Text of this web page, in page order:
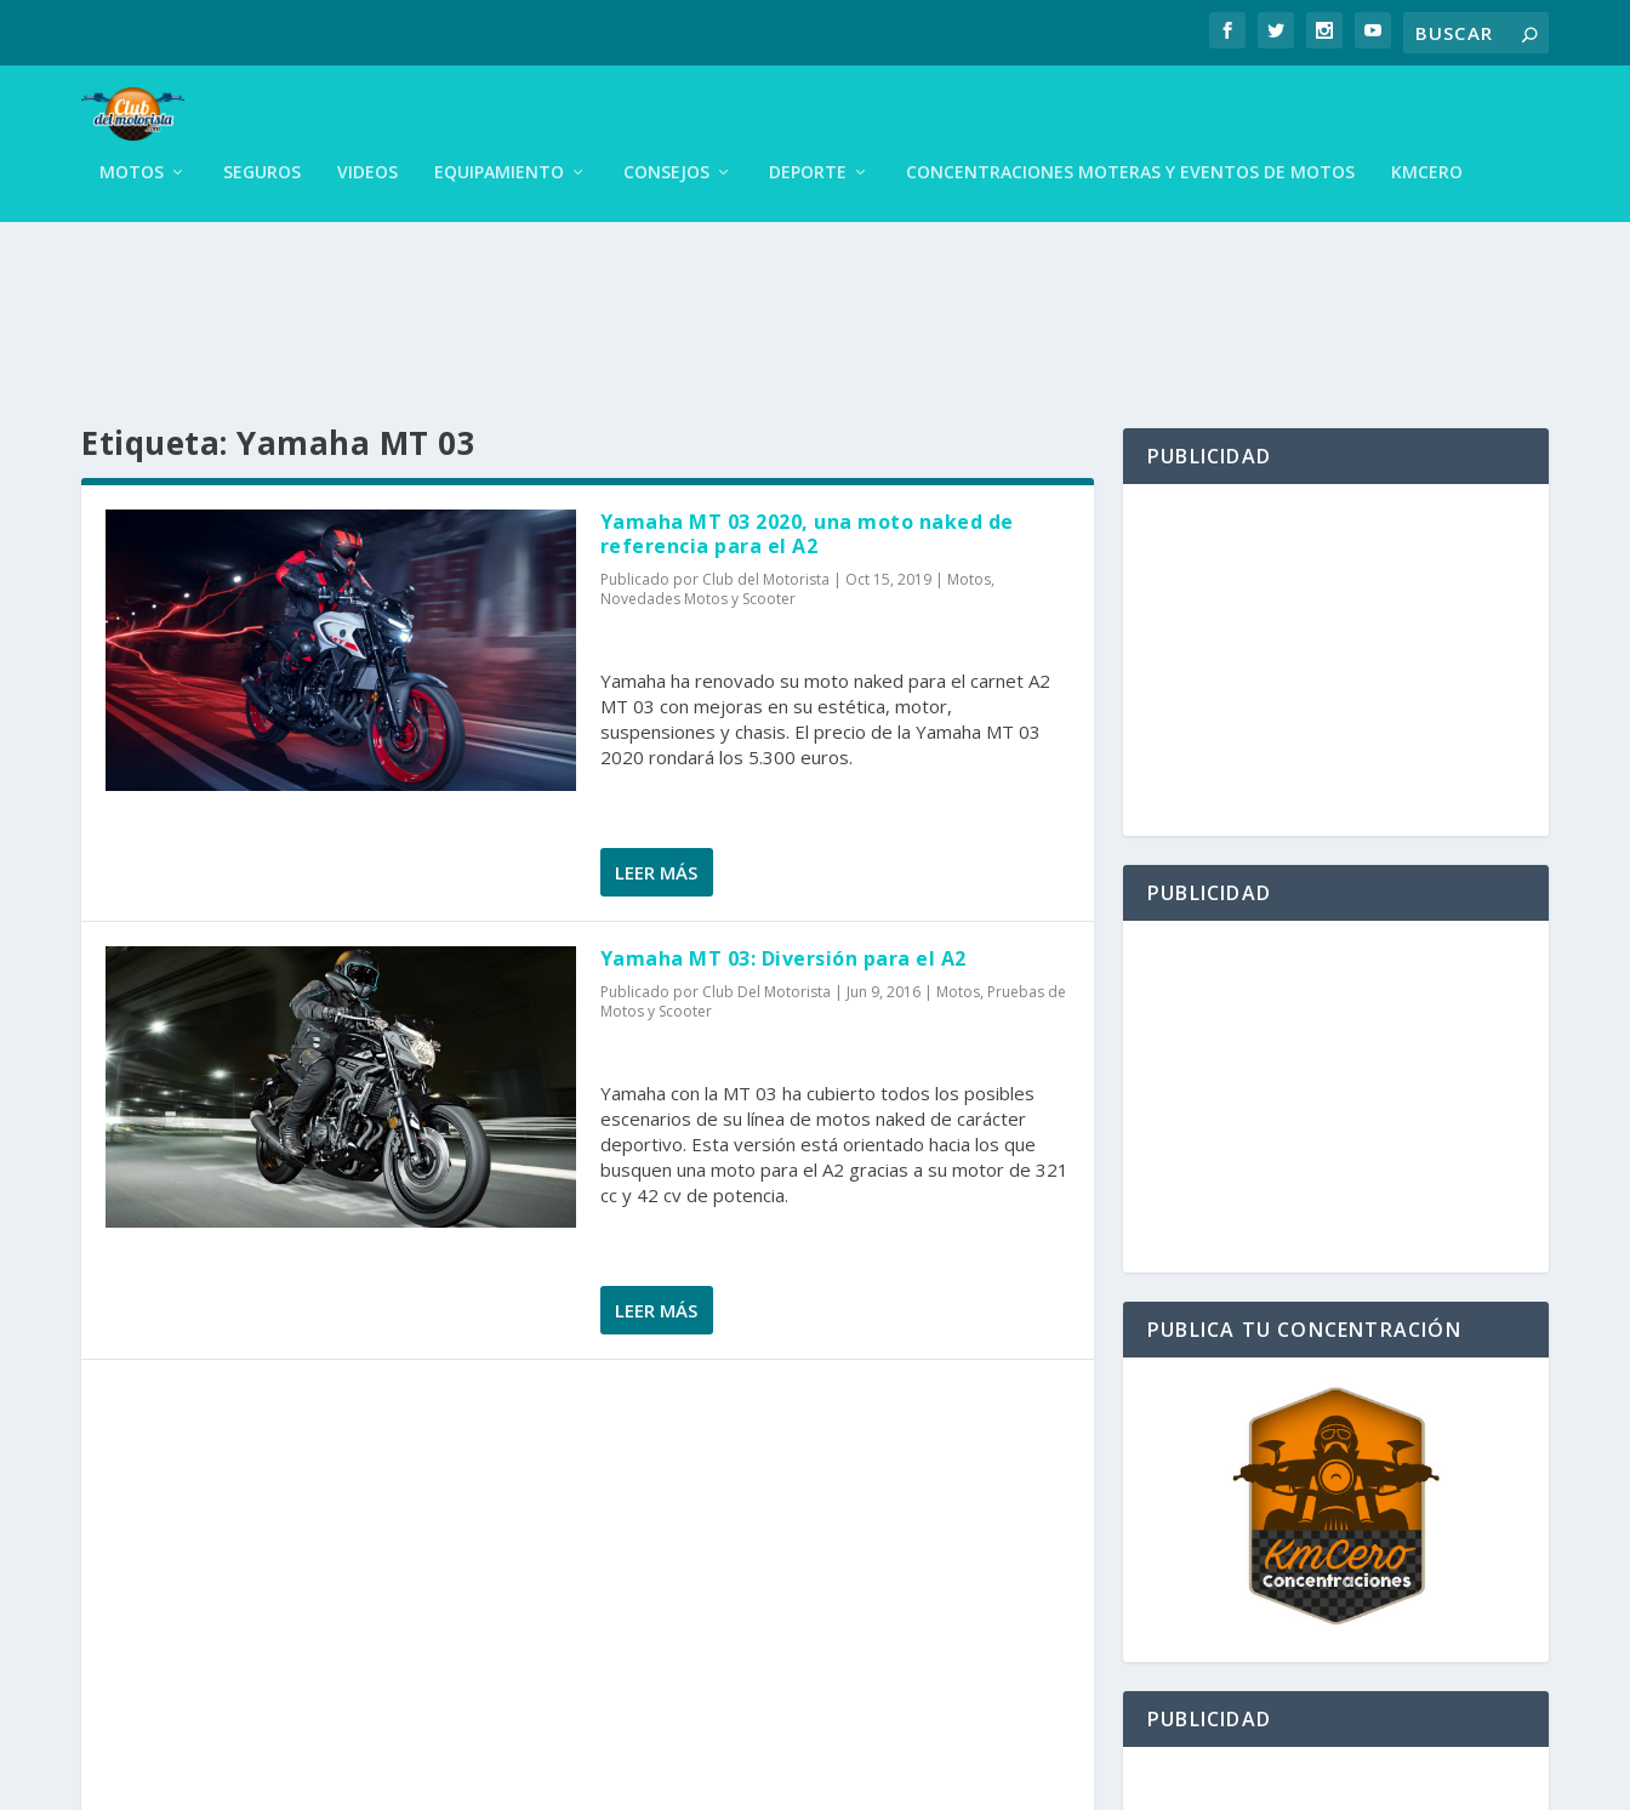
MOTOS SEGUROS VIDEOS EQUIPAMIENTO CONSEJOS DEPORTE CONCENTRACIONES MOTERAS Y EVENTOS DE MOTOS KMCERO
Etiqueta:Yamaha MT 03
Yamaha MT 03 2020, una moto naked de
referencia para el A2
Publicado por Club del Motorista | Oct 15, 2019| Motos,
Novedades Motos y Scooter
Yamaha ha renovado su moto naked para el carnet A2
MT 03 con mejoras en su estética, motor,
suspensiones y chasis. El precio de la Yamaha MT 03
2020 rondará los 5.300 euros.
LEER MÁS
Yamaha MT 03: Diversión para el A2
Publicado por Club Del Motorista | Jun 9, 2016| Motos, Pruebas de
Motos y Scooter
Yamaha con la MT 03 ha cubierto todos los posibles
escenarios de su línea de motos naked de carácter
deportivo. Esta versión está orientado hacia los que
busquen una moto para el A2 gracias a su motor de 321
cc y 42 cv de potencia.
LEER MÁS
PUBLICIDAD
PUBLICIDAD
PUBLICA TU CONCENTRACIÓN
PUBLICIDAD